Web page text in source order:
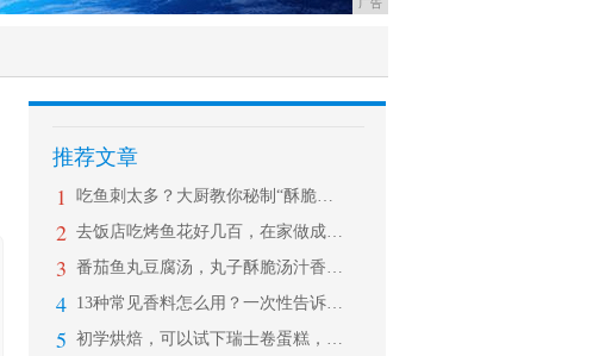
广告
推荐文章
1 吃鱼刺太多？大厨教你秘制“酥脆鱼”，
2 去饭店吃烤鱼花好几百，在家做成本不到
3 番茄鱼丸豆腐汤，丸子酥脆汤汁香浓，开
4 13种常见香料怎么用？一次性告诉你！
5 初学烘焙，可以试下瑞士卷蛋糕，做法简